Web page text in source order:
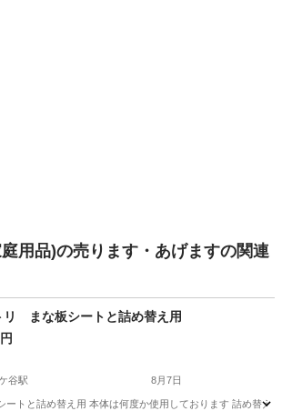
用品)の売ります・あげますの関連
リ まな板シートと詰め替え用
谷駅 8月7日
トと詰め替え用 本体は何度か使用しております 詰め替え